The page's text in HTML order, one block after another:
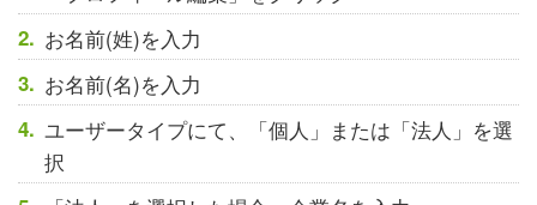
お名前(姓)を入力
お名前(名)を入力
ユーザータイプにて、「個人」または「法人」を選
択